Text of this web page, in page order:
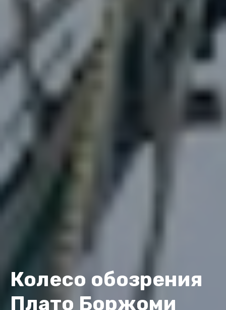
Колесо обозрения
Плато Боржоми